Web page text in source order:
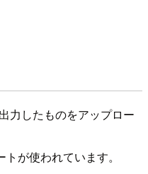
力したものをアップロー
が使われています。